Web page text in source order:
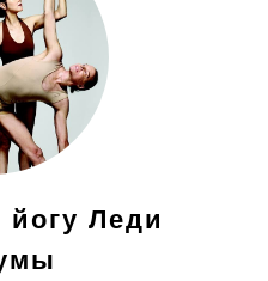
Леди